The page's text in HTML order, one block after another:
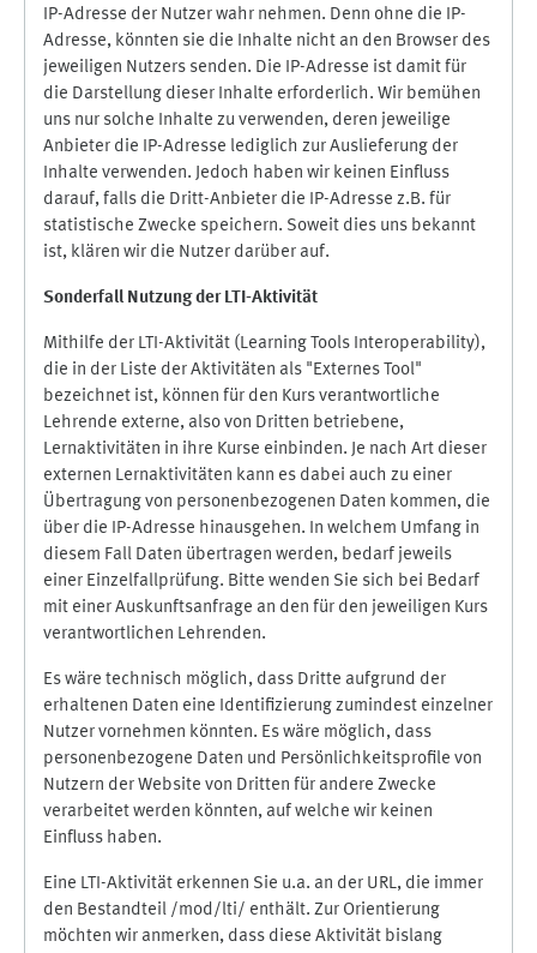
IP-Adresse der Nutzer wahr nehmen. Denn ohne die IP-
Adresse, könnten sie die Inhalte nicht an den Browser des
jeweiligen Nutzers senden. Die IP-Adresse ist damit für
die Darstellung dieser Inhalte erforderlich. Wir bemühen
uns nur solche Inhalte zu verwenden, deren jeweilige
Anbieter die IP-Adresse lediglich zur Auslieferung der
Inhalte verwenden. Jedoch haben wir keinen Einfluss
darauf, falls die Dritt-Anbieter die IP-Adresse z.B. für
statistische Zwecke speichern. Soweit dies uns bekannt
ist, klären wir die Nutzer darüber auf.
Sonderfall Nutzung der LTI-Aktivität
Mithilfe der LTI-Aktivität (Learning Tools Interoperability),
die in der Liste der Aktivitäten als "Externes Tool"
bezeichnet ist, können für den Kurs verantwortliche
Lehrende externe, also von Dritten betriebene,
Lernaktivitäten in ihre Kurse einbinden. Je nach Art dieser
externen Lernaktivitäten kann es dabei auch zu einer
Übertragung von personenbezogenen Daten kommen, die
über die IP-Adresse hinausgehen. In welchem Umfang in
diesem Fall Daten übertragen werden, bedarf jeweils
einer Einzelfallprüfung. Bitte wenden Sie sich bei Bedarf
mit einer Auskunftsanfrage an den für den jeweiligen Kurs
verantwortlichen Lehrenden.
Es wäre technisch möglich, dass Dritte aufgrund der
erhaltenen Daten eine Identifizierung zumindest einzelner
Nutzer vornehmen könnten. Es wäre möglich, dass
personenbezogene Daten und Persönlichkeitsprofile von
Nutzern der Website von Dritten für andere Zwecke
verarbeitet werden könnten, auf welche wir keinen
Einfluss haben.
Eine LTI-Aktivität erkennen Sie u.a. an der URL, die immer
den Bestandteil /mod/lti/ enthält. Zur Orientierung
möchten wir anmerken, dass diese Aktivität bislang